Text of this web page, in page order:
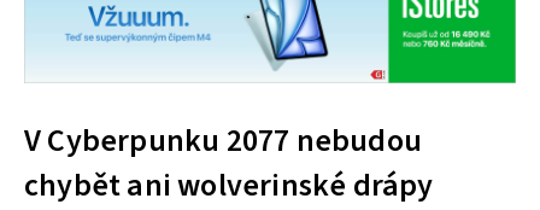
V Cyberpunku 2077 nebudou
chybět ani wolverinské drápy